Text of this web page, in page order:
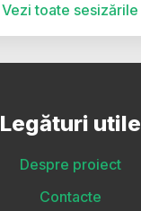
Vezi toate sesizările
Legături utile
Despre proiect
Contacte